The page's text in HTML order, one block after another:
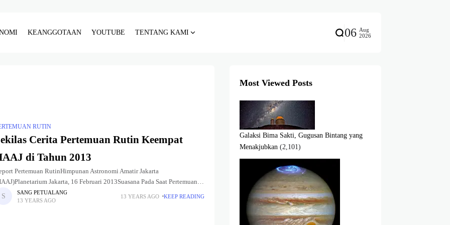
KEANGGOTAAN YOUTUBE TENTANG KAMI 06 Aug
2026
RUTIN
Cerita Pertemuan Rutin Keempat
di Tahun 2013
Pertemuan RutinHimpunan Astronomi Amatir Jakarta
Jakarta, 16 Februari 2013Suasana Pada Saat Pertemuan
biasanya Himpunan Astronomi Amatir Jakarta (HAAJ)
kelas untuk pembahasan ilmu astronomi untuk kalangan
SANG PETUALANG
13 YEARS AGO
13 YEARS AGO KEEP READING
Most Viewed Posts
Galaksi Bima Sakti, Gugusan Bintang yang
Menakjubkan (2,101)